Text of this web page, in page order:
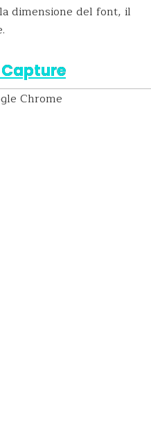
dimensione del font, il
Capture